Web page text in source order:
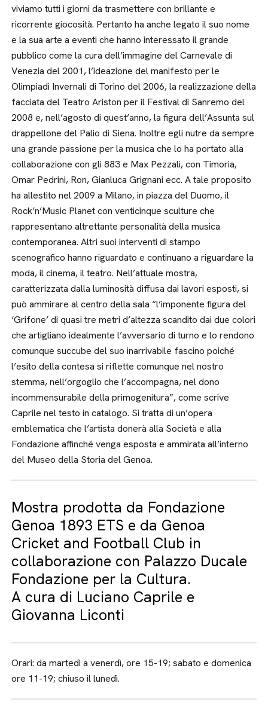
viviamo tutti i giorni da trasmettere con brillante e
ricorrente giocosità. Pertanto ha anche legato il suo nome
e la sua arte a eventi che hanno interessato il grande
pubblico come la cura dell’immagine del Carnevale di
Venezia del 2001, l’ideazione del manifesto per le
Olimpiadi Invernali di Torino del 2006, la realizzazione della
facciata del Teatro Ariston per il Festival di Sanremo del
2008 e, nell’agosto di quest’anno, la figura dell’Assunta sul
drappellone del Palio di Siena. Inoltre egli nutre da sempre
una grande passione per la musica che lo ha portato alla
collaborazione con gli 883 e Max Pezzali, con Timoria,
Omar Pedrini, Ron, Gianluca Grignani ecc. A tale proposito
ha allestito nel 2009 a Milano, in piazza del Duomo, il
Rock’n’Music Planet con venticinque sculture che
rappresentano altrettante personalità della musica
contemporanea. Altri suoi interventi di stampo
scenografico hanno riguardato e continuano a riguardare la
moda, il cinema, il teatro. Nell’attuale mostra,
caratterizzata dalla luminosità diffusa dai lavori esposti, si
può ammirare al centro della sala “l’imponente figura del
‘Grifone’ di quasi tre metri d’altezza scandito dai due colori
che artigliano idealmente l’avversario di turno e lo rendono
comunque succube del suo inarrivabile fascino poiché
l’esito della contesa si riflette comunque nel nostro
stemma, nell’orgoglio che l’accompagna, nel dono
incommensurabile della primogenitura”, come scrive
Caprile nel testo in catalogo. Si tratta di un’opera
emblematica che l’artista donerà alla Società e alla
Fondazione affinché venga esposta e ammirata all’interno
del Museo della Storia del Genoa.
Mostra prodotta da Fondazione
Genoa 1893 ETS e da Genoa
Cricket and Football Club in
collaborazione con Palazzo Ducale
Fondazione per la Cultura.
A cura di Luciano Caprile e
Giovanna Liconti
Orari: da martedì a venerdì, ore 15-19; sabato e domenica
ore 11-19; chiuso il lunedì.